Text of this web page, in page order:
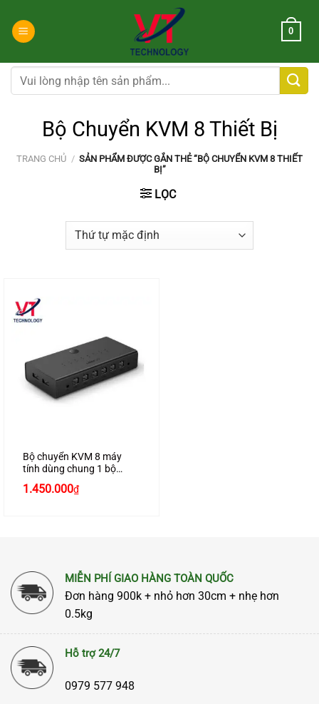
đến
dung
0
Tìm
kiếm:
Bộ Chuyển KVM 8 Thiết Bị
TRANG CHỦ / SẢN PHẨM ĐƯỢC GẮN THẺ “BỘ CHUYỂN KVM 8 THIẾT
BỊ”
LỌC
Bộ chuyển KVM 8 máy
tính dùng chung 1 bộ
1.450.000₫
MIỄN PHÍ GIAO HÀNG TOÀN QUỐC
Đơn hàng 900k + nhỏ hơn 30cm + nhẹ hơn
0.5kg
Hỗ trợ 24/7
0979 577 948